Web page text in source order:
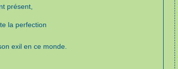
présent,
la perfection
exil en ce monde.